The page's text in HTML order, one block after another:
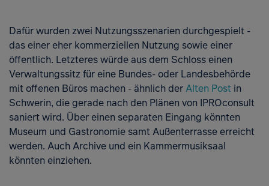
Dafür wurden zwei Nutzungsszenarien durchgespielt -
das einer eher kommerziellen Nutzung sowie einer
öffentlich. Letzteres würde aus dem Schloss einen
Verwaltungssitz für eine Bundes- oder Landesbehörde
mit offenen Büros machen - ähnlich derAlten Post in
Schwerin, die gerade nach den Plänen von IPROconsult
saniert wird. Über einen separaten Eingang könnten
Museum und Gastronomie samt Außenterrasse erreicht
werden. Auch Archive und ein Kammermusiksaal
könnten einziehen.